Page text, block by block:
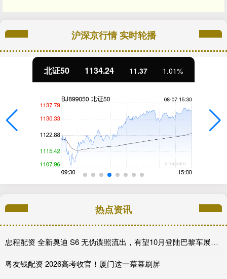
沪深京行情 实时轮播
北证50 1134.24 11.37 1.01%
热点资讯
忠程配资 全新奥迪 S6 无伪谍照流出，有望10月登陆巴黎车展完成首秀!
粤友钱配资 2026高考收官！厦门这一幕幕刷屏